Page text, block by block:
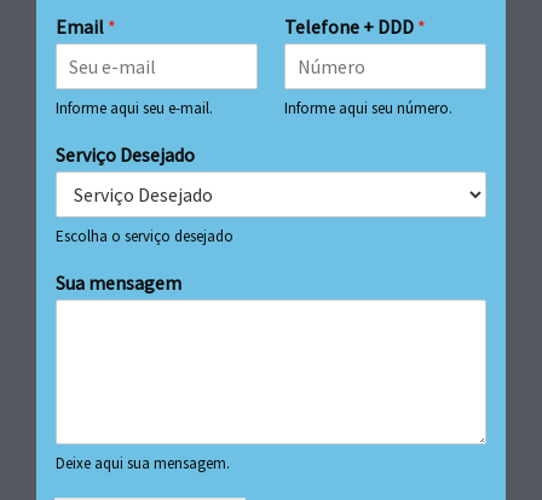
Email *
Informe aqui seu e-mail.
Telefone + DDD *
Informe aqui seu número.
Serviço Desejado
Escolha o serviço desejado
Sua mensagem
Deixe aqui sua mensagem.